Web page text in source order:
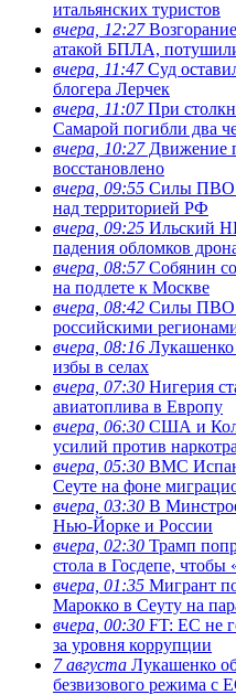
итальянских туристов
вчера, 12:27
атакой БПЛА,
вчера, 11:47Суд
блогера Лерчек
вчера, 11:07При
Самарой погибли два
вчера, 10:27Движение
восстановлено
вчера, 09:55 Силы ПВО
над территорией РФ
вчера, 09:25 Ильский
падения обломков
вчера, 08:57Собянин
на подлете к Москве
вчера, 08:42 Силы ПВО
российскими
вчера, 08:16 Лукашенко
избы в селах
вчера, 07:30 Нигерия
авиатоплива в Европу
вчера, 06:30 США и
усилий против
вчера, 05:30 ВМС
Сеуте на фоне
вчера, 03:30 В
Нью-Йорке и России
вчера, 02:30 Трамп
стола в Госдепе, чтобы
вчера, 01:35 Мигрант
Марокко в Сеуту на
вчера, 00:30 FT: ЕС не
за уровня коррупции
7 августа Лукашенко
безвизового режима с